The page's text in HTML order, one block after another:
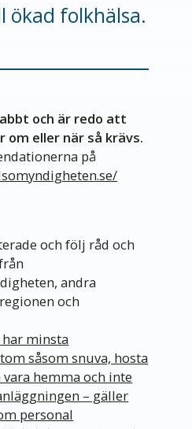
ökad folkhälsa.
och är redo att
eller när så krävs.
på
och följ råd och
andra
och
minsta
såsom snuva, hosta
hemma och inte
– gäller
personal